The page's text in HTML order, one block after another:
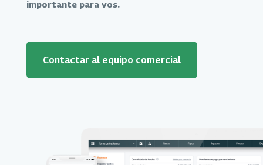
importante para vos.
Contactar al equipo comercial